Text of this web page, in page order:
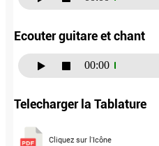
Ecouter guitare et chant
00:00
Telecharger la Tablature
Cliquez sur l'Icône